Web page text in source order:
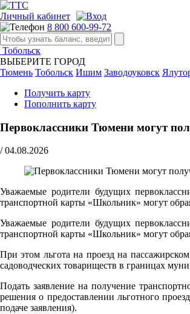
Личный кабинет
8 800 600-99-72
Тобольск
ВЫБЕРИТЕ ГОРОД
Тюмень Тобольск Ишим Заводоуковск
Получить карту
Пополнить карту
Первоклассники Тюмени могут
/ 04.08.2026
Уважаемые родители будущих
транспортной карты «Школьник» могут
Уважаемые родители будущих
транспортной карты «Школьник» могут
При этом льгота на проезд на
садоводческих товариществ в границах
Подать заявление на получение
решения о предоставлении льготного
подаче заявления).